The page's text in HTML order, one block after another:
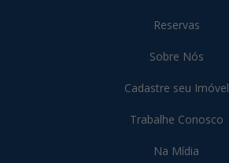
Reservas
Sobre Nós
Cadastre seu Imóvel
Trabalhe Conosco
Na Mídia